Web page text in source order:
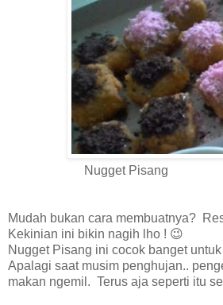
Nugget Pisang
Mudah bukan cara membuatnya?
Kekinian ini bikin nagih lho ! 😉
Nugget Pisang ini cocok banget
Apalagi saat musim penghujan..
makan ngemil. Terus aja seperti itu